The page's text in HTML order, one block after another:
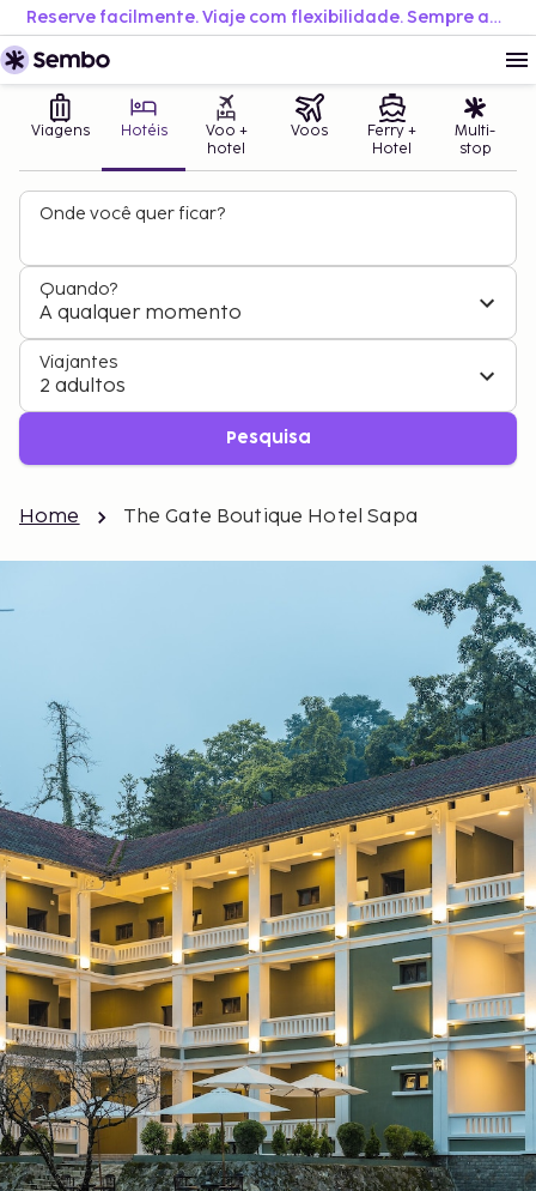
Reserve facilmente. Viaje com flexibilidade. Sempre ao melhor preço.
Viagens Hotéis
Voo +
hotel
Voos
Ferry +
Hotel
Multi-
stop
Onde você quer ficar?
Quando?
A qualquer momento
Viajantes
2 adultos
Pesquisa
Home The Gate Boutique Hotel Sapa